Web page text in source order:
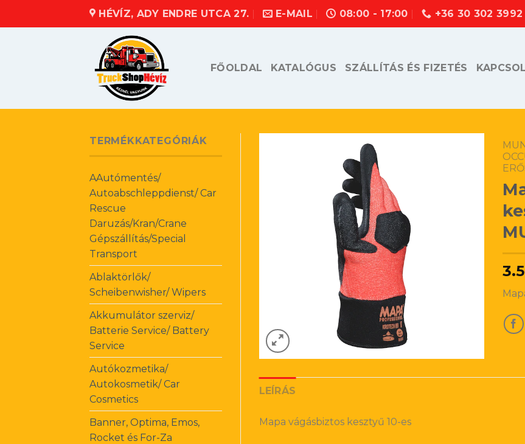
HÉVÍZ, ADY ENDRE UTCA 27. E-MAIL 08:00 - 17:00 +36 30 302 3992
FŐOLDAL KATALÓGUS SZÁLLÍTÁS ÉS FIZETÉS
TERMÉKKATEGÓRIÁK
AAutómentés/
Autoabschleppdienst/ Car
Rescue
Daruzás/Kran/Crane
Gépszállítás/Special
Transport
Ablaktörlők/
Scheibenwisher/ Wipers
Akkumulátor szerviz/
Batterie Service/ Battery
Service
Autókozmetika/
Autokosmetik/ Car
Cosmetics
Banner, Optima, Emos,
Rocket és For-Za
LEÍRÁS
Mapa vágásbiztos kesztyű 10-es